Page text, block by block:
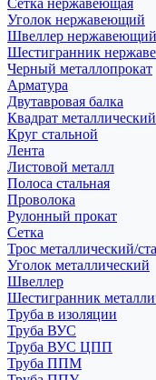
Сетка нержавеющая
Уголок нержавеющий
Швеллер нержавеющий
Шестигранник
Черный металлопрокат
Арматура
Двутавровая балка
Квадрат металлический
Круг стальной
Лента
Листовой металл
Полоса стальная
Проволока
Рулонный прокат
Сетка
Трос металлический/
Уголок металлический
Швеллер
Шестигранник
Труба в изоляции
Труба ВУС
Труба ВУС ЦПП
Труба ППМ